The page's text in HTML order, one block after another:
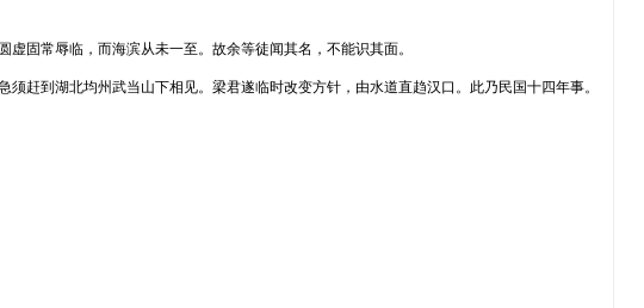
固常辱临，而海滨从未一至。故余等徒闻其名，不能识其面。
赶到湖北均州武当山下相见。梁君遂临时改变方针，由水道直趋汉口。此乃民国十四年事。